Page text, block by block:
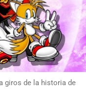
giros de la historia de